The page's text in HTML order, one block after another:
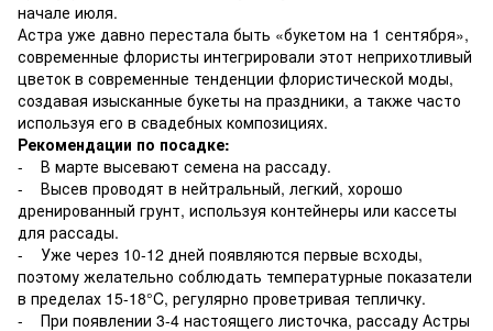
начале июля.
Астра уже давно перестала быть «букетом на 1 сентября»,
современные флористы интегрировали этот неприхотливый
цветок в современные тенденции флористической моды,
создавая изысканные букеты на праздники, а также часто
используя его в свадебных композициях.
Рекомендации по посадке:
- В марте высевают семена на рассаду.
- Высев проводят в нейтральный, легкий, хорошо
дренированный грунт, используя контейнеры или кассеты
для рассады.
- Уже через 10-12 дней появляются первые всходы,
поэтому желательно соблюдать температурные показатели
в пределах 15-18°C, регулярно проветривая тепличку.
- При появлении 3-4 настоящего листочка, рассаду Астры